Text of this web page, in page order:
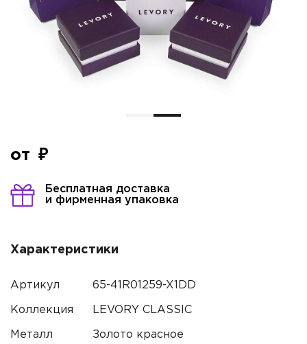
от
Бесплатная доставка
и фирменная упаковка
Характеристики
Артикул 65-41R01259-X1DD
Коллекция LEVORY CLASSIC
Металл Золото красное
Имя*
Контактный телефон*